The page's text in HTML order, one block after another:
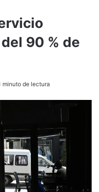
90 % de
minuto de lectura